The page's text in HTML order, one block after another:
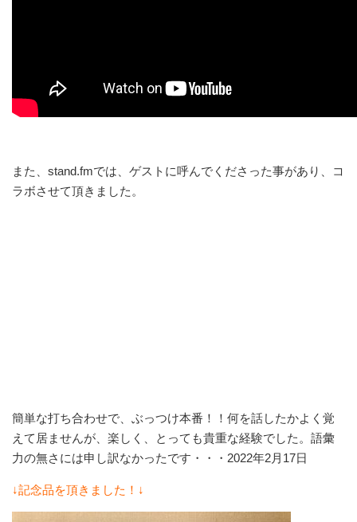
また、stand.fmでは、ゲストに呼んでくださった事があり、コ
ラボさせて頂きました。
簡単な打ち合わせで、ぶっつけ本番！！何を話したかよく覚
えて居ませんが、楽しく、とっても貴重な経験でした。語彙
力の無さには申し訳なかったです・・・2022年2月17日
↓記念品を頂きました！↓